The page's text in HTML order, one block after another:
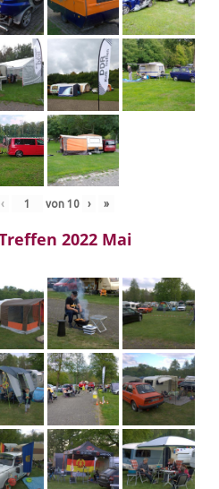
‹ von 10 › »
2022 Mai